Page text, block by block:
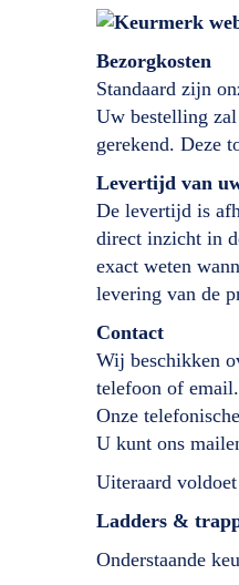
Bezorgkosten
Standaard zijn
Uw bestelling
gerekend. Deze
Levertijd van
De levertijd is
direct inzicht in
exact weten
levering van de
Contact
Wij beschikken
telefoon of email.
Onze
U kunt ons
Uiteraard
Ladders &
Onderstaande